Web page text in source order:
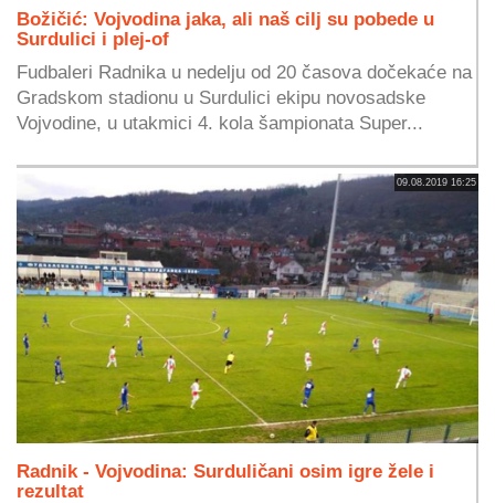
Božičić: Vojvodina jaka, ali naš cilj su pobede u
Surdulici i plej-of
Fudbaleri Radnika u nedelju od 20 časova dočekaće na
Gradskom stadionu u Surdulici ekipu novosadske
Vojvodine, u utakmici 4. kola šampionata Super...
09.08.2019 16:25
Radnik - Vojvodina: Surduličani osim igre žele i
rezultat